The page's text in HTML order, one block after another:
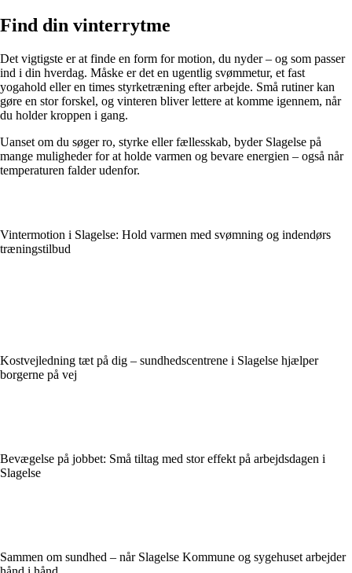
Find din vinterrytme
Det vigtigste er at finde en form for motion, du nyder – og som passer
ind i din hverdag. Måske er det en ugentlig svømmetur, et fast
yogahold eller en times styrketræning efter arbejde. Små rutiner kan
gøre en stor forskel, og vinteren bliver lettere at komme igennem, når
du holder kroppen i gang.
Uanset om du søger ro, styrke eller fællesskab, byder Slagelse på
mange muligheder for at holde varmen og bevare energien – også når
temperaturen falder udenfor.
Vintermotion i Slagelse: Hold varmen med svømning og indendørs
træningstilbud
Kostvejledning tæt på dig – sundhedscentrene i Slagelse hjælper
borgerne på vej
Bevægelse på jobbet: Små tiltag med stor effekt på arbejdsdagen i
Slagelse
Sammen om sundhed – når Slagelse Kommune og sygehuset arbejder